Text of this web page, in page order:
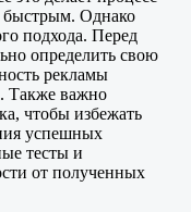
быстрым. Однако
подхода. Перед
определить свою
рекламы
Также важно
чтобы избежать
успешных
тесты и
от полученных